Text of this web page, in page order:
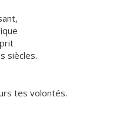
siècles.
tes volontés.